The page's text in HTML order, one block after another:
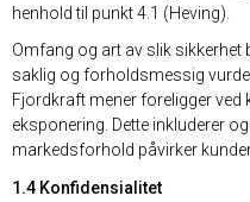
henhold til punkt 4.1 (Heving).
Omfang og art av slik sikkerhet
saklig og forholdsmessig
Fjordkraft mener foreligger ved
eksponering. Dette inkluderer
markedsforhold påvirker
1.4 Konfidensialitet